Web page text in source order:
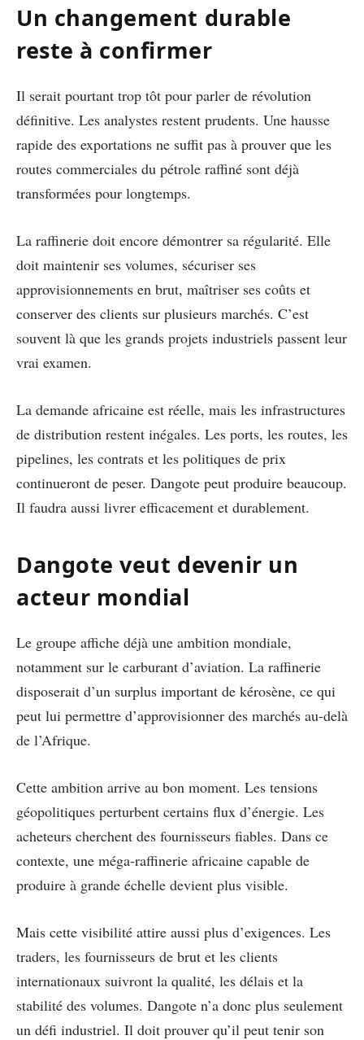
Un changement durable
reste à confirmer
Il serait pourtant trop tôt pour parler de révolution
définitive. Les analystes restent prudents. Une hausse
rapide des exportations ne suffit pas à prouver que les
routes commerciales du pétrole raffiné sont déjà
transformées pour longtemps.
La raffinerie doit encore démontrer sa régularité. Elle
doit maintenir ses volumes, sécuriser ses
approvisionnements en brut, maîtriser ses coûts et
conserver des clients sur plusieurs marchés. C’est
souvent là que les grands projets industriels passent leur
vrai examen.
La demande africaine est réelle, mais les infrastructures
de distribution restent inégales. Les ports, les routes, les
pipelines, les contrats et les politiques de prix
continueront de peser. Dangote peut produire beaucoup.
Il faudra aussi livrer efficacement et durablement.
Dangote veut devenir un
acteur mondial
Le groupe affiche déjà une ambition mondiale,
notamment sur le carburant d’aviation. La raffinerie
disposerait d’un surplus important de kérosène, ce qui
peut lui permettre d’approvisionner des marchés au-delà
de l’Afrique.
Cette ambition arrive au bon moment. Les tensions
géopolitiques perturbent certains flux d’énergie. Les
acheteurs cherchent des fournisseurs fiables. Dans ce
contexte, une méga-raffinerie africaine capable de
produire à grande échelle devient plus visible.
Mais cette visibilité attire aussi plus d’exigences. Les
traders, les fournisseurs de brut et les clients
internationaux suivront la qualité, les délais et la
stabilité des volumes. Dangote n’a donc plus seulement
un défi industriel. Il doit prouver qu’il peut tenir son